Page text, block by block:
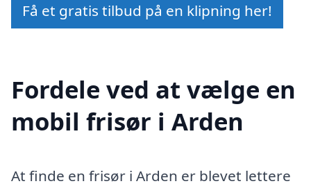
Få et gratis tilbud på en klipning her!
Fordele ved at vælge en
mobil frisør i Arden
At finde en frisør i Arden er blevet lettere